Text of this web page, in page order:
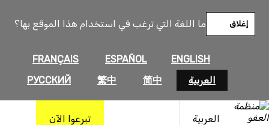
ما اللغة التي ترغب في استخدام هذا الموقع بها؟
ENGLISH
ESPAÑOL
FRANÇAIS
العربية
简中
繁中
РУССКИЙ
إغلاق
العربية تبرعوا الآن
المحتوى